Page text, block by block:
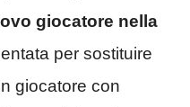
giocatore nella
per sostituire
giocatore con